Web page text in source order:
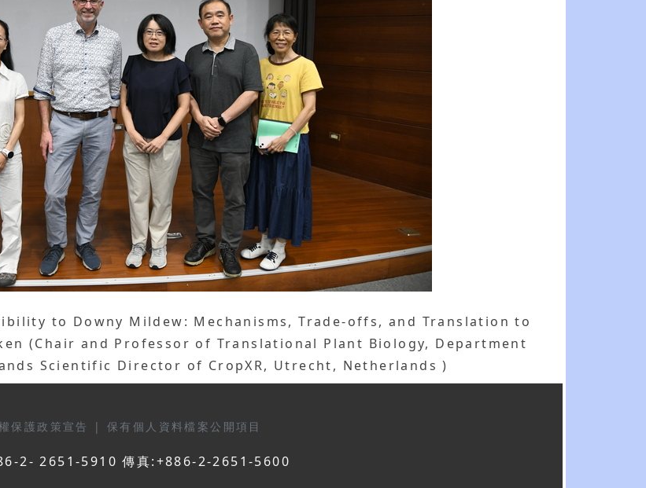
to Downy Mildew: Mechanisms, Trade-offs, and Translation to
(Chair and Professor of Translational Plant Biology, Department
Scientific Director of CropXR, Utrecht, Netherlands )
保護政策宣告 | 保有個人資料檔案公開項目
2- 2651-5910 傳真:+886-2-2651-5600